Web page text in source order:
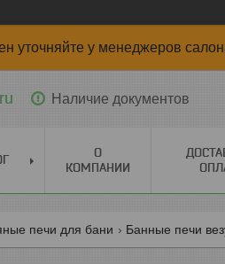
уточняйте у менеджеров
Наличие документов
О
КОМПАНИИ
печи для бани Банные печи